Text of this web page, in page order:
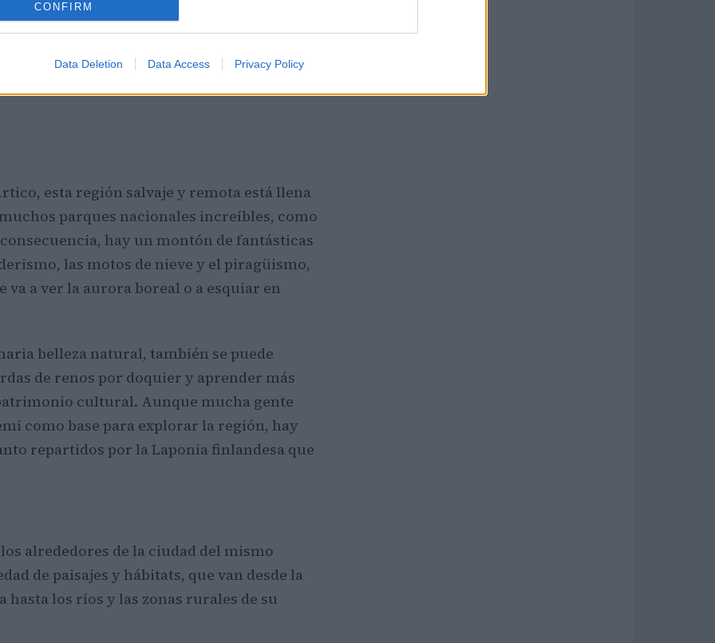
CONFIRM
Data Deletion Data Access Privacy Policy
esta región salvaje y remota está llena
parques nacionales increíbles, como
consecuencia, hay un montón de fantásticas
las motos de nieve y el piragüismo,
a ver la aurora boreal o a esquiar en
belleza natural, también se puede
de renos por doquier y aprender más
cultural. Aunque mucha gente
como base para explorar la región, hay
repartidos por la Laponia finlandesa que
alrededores de la ciudad del mismo
de paisajes y hábitats, que van desde la
hasta los ríos y las zonas rurales de su